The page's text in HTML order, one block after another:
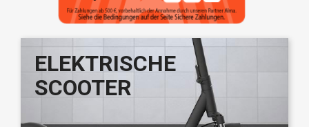
ELEKTRISCHE
SCOOTER